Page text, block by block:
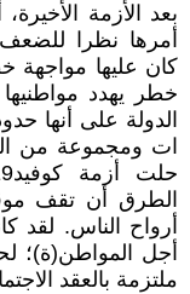
بعد الأزمة
أمرها نظرا
كان عليها مواجهة
خطر يهدد
الدولة على أنها
ات ومجموعة من
الطرق أن تقف
أرواح الناس. لقد
أجل المواطن(ة)؛
ملتزمة بالعقد